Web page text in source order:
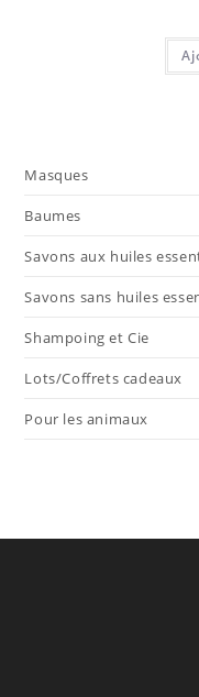
Masques
Baumes
Savons aux huiles
Savons sans huiles
Shampoing et Cie
Lots/Coffrets cadeaux
Pour les animaux